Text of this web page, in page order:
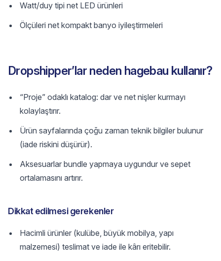
Watt/duy tipi net LED ürünleri
Ölçüleri net kompakt banyo iyileştirmeleri
Dropshipper’lar neden hagebau kullanır?
“Proje” odaklı katalog: dar ve net nişler kurmayı
kolaylaştırır.
Ürün sayfalarında çoğu zaman teknik bilgiler bulunur
(iade riskini düşürür).
Aksesuarlar bundle yapmaya uygundur ve sepet
ortalamasını artırır.
Dikkat edilmesi gerekenler
Hacimli ürünler (kulübe, büyük mobilya, yapı
malzemesi) teslimat ve iade ile kârı eritebilir.